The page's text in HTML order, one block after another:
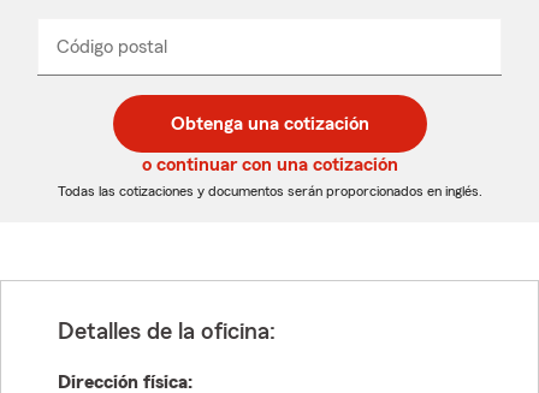
desplegable
Código postal
de
5
dígitos
de
5
dígitos
_____
Obtenga una cotización
o continuar con una cotización
Todas las cotizaciones y documentos serán proporcionados en inglés.
Detalles de la oficina:
Dirección física: